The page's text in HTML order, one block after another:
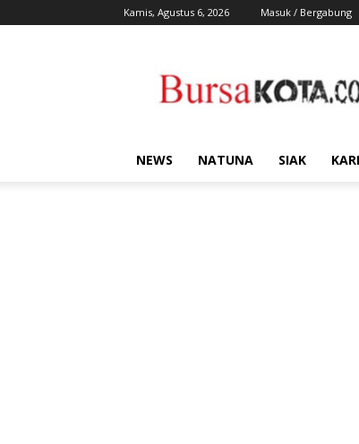
Kamis, Agustus 6, 2026 Masuk / Bergabung
Kota
NEWS NATUNA SIAK